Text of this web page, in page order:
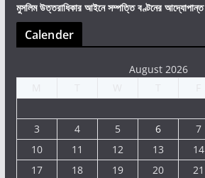
মুসলিম উত্তরাধিকার আইনে সম্পত্তি বণ্টনের আদ্যোপান্ত
Calender
August 2026
3
4 5 6 7
10
11 12 13 14
17
18 19 20 21